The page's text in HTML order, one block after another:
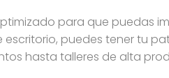
para que puedas
puedes tener tu
hasta talleres de alta